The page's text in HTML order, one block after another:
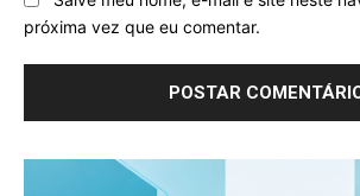
próxima vez que eu comentar.